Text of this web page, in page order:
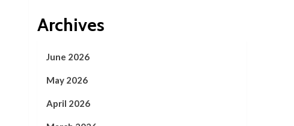
Archives
June 2026
May 2026
April 2026